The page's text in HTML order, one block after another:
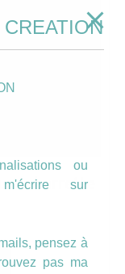
+ barrette
ou
sur
pensez à
pas ma